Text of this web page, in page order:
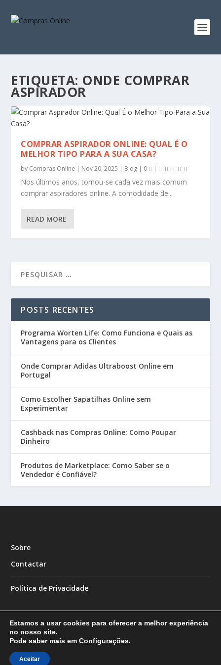
ETIQUETA: ONDE COMPRAR
ASPIRADOR
COMPRAR ASPIRADOR ONLINE: QUAL É O
MELHOR TIPO PARA A SUA CASA?
by Compras Online | Nov 20, 2025 | Blog | 0 |
Nos últimos anos, tornou-se cada vez mais comum
comprar aspiradores online. A comodidade de...
READ MORE
POSTS RECENTES
Programa Worten Life: Como Funciona e Quais as
Vantagens para os Clientes
Onde Comprar Adidas Ultraboost Online em
Portugal
Como Escolher Sapatilhas Online sem
Experimentar
Cashback nas Compras Online: Como Poupar
Dinheiro
Produtos de Marketplace: Como Saber se o
Vendedor é Confiável?
Sobre
Contactar
Política de Privacidade
Designed by
Estamos a usar cookies para oferecer a melhor experiência
no nosso site.
Pode saber mais em Configurações.
Aceitar